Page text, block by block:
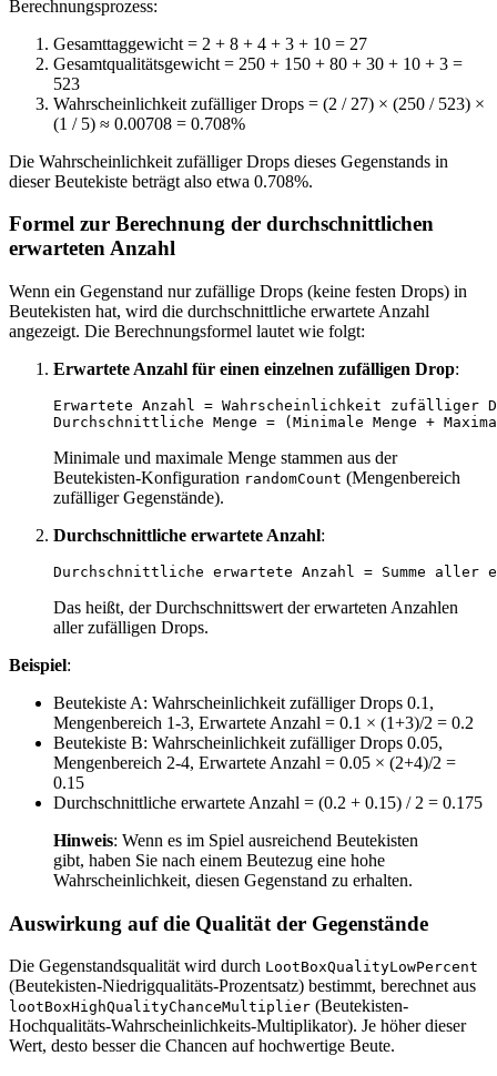
Berechnungsprozess:
Gesamttaggewicht = 2 + 8 + 4 + 3 + 10 = 27
Gesamtqualitätsgewicht = 250 + 150 + 80 + 30 + 10 + 3 =
523
Wahrscheinlichkeit zufälliger Drops = (2 / 27) × (250 / 523) ×
(1 / 5) ≈ 0.00708 = 0.708%
Die Wahrscheinlichkeit zufälliger Drops dieses Gegenstands in
dieser Beutekiste beträgt also etwa 0.708%.
Formel zur Berechnung der durchschnittlichen
erwarteten Anzahl
Wenn ein Gegenstand nur zufällige Drops (keine festen Drops) in
Beutekisten hat, wird die durchschnittliche erwartete Anzahl
angezeigt. Die Berechnungsformel lautet wie folgt:
Erwartete Anzahl für einen einzelnen zufälligen Drop:
Erwartete Anzahl = Wahrscheinlichkeit zufälliger
Minimale und maximale Menge stammen aus der
Beutekisten-Konfiguration randomCount (Mengenbereich
zufälliger Gegenstände).
Durchschnittliche erwartete Anzahl:
Das heißt, der Durchschnittswert der erwarteten Anzahlen
aller zufälligen Drops.
Beispiel:
Beutekiste A: Wahrscheinlichkeit zufälliger Drops 0.1,
Mengenbereich 1-3, Erwartete Anzahl = 0.1 × (1+3)/2 = 0.2
Beutekiste B: Wahrscheinlichkeit zufälliger Drops 0.05,
Mengenbereich 2-4, Erwartete Anzahl = 0.05 × (2+4)/2 =
0.15
Durchschnittliche erwartete Anzahl = (0.2 + 0.15) / 2 = 0.175
Hinweis: Wenn es im Spiel ausreichend Beutekisten
gibt, haben Sie nach einem Beutezug eine hohe
Wahrscheinlichkeit, diesen Gegenstand zu erhalten.
Auswirkung auf die Qualität der Gegenstände
Die Gegenstandsqualität wird durch LootBoxQualityLowPercent
(Beutekisten-Niedrigqualitäts-Prozentsatz) bestimmt, berechnet aus
lootBoxHighQualityChanceMultiplier (Beutekisten-
Hochqualitäts-Wahrscheinlichkeits-Multiplikator). Je höher dieser
Wert, desto besser die Chancen auf hochwertige Beute.